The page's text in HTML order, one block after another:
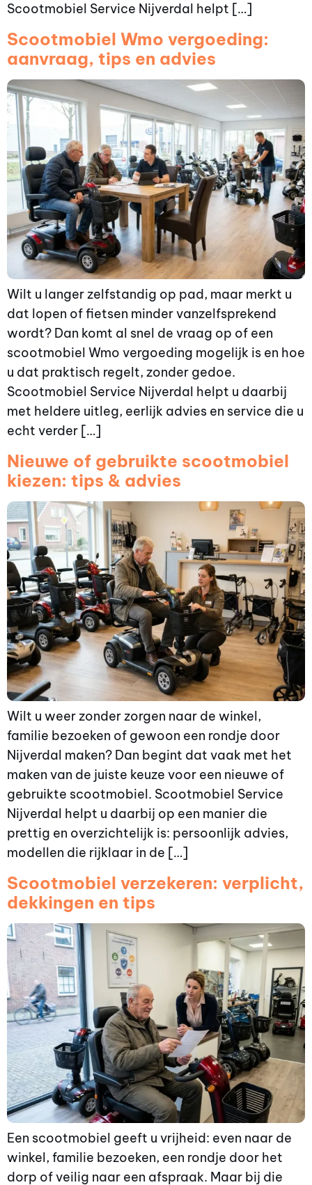
Scootmobiel Service Nijverdal helpt […]
Scootmobiel Wmo vergoeding:
aanvraag, tips en advies
Wilt u langer zelfstandig op pad, maar merkt u
dat lopen of fietsen minder vanzelfsprekend
wordt? Dan komt al snel de vraag op of een
scootmobiel Wmo vergoeding mogelijk is en hoe
u dat praktisch regelt, zonder gedoe.
Scootmobiel Service Nijverdal helpt u daarbij
met heldere uitleg, eerlijk advies en service die u
echt verder […]
Nieuwe of gebruikte scootmobiel
kiezen: tips & advies
Wilt u weer zonder zorgen naar de winkel,
familie bezoeken of gewoon een rondje door
Nijverdal maken? Dan begint dat vaak met het
maken van de juiste keuze voor een nieuwe of
gebruikte scootmobiel. Scootmobiel Service
Nijverdal helpt u daarbij op een manier die
prettig en overzichtelijk is: persoonlijk advies,
modellen die rijklaar in de […]
Scootmobiel verzekeren: verplicht,
dekkingen en tips
Een scootmobiel geeft u vrijheid: even naar de
winkel, familie bezoeken, een rondje door het
dorp of veilig naar een afspraak. Maar bij die